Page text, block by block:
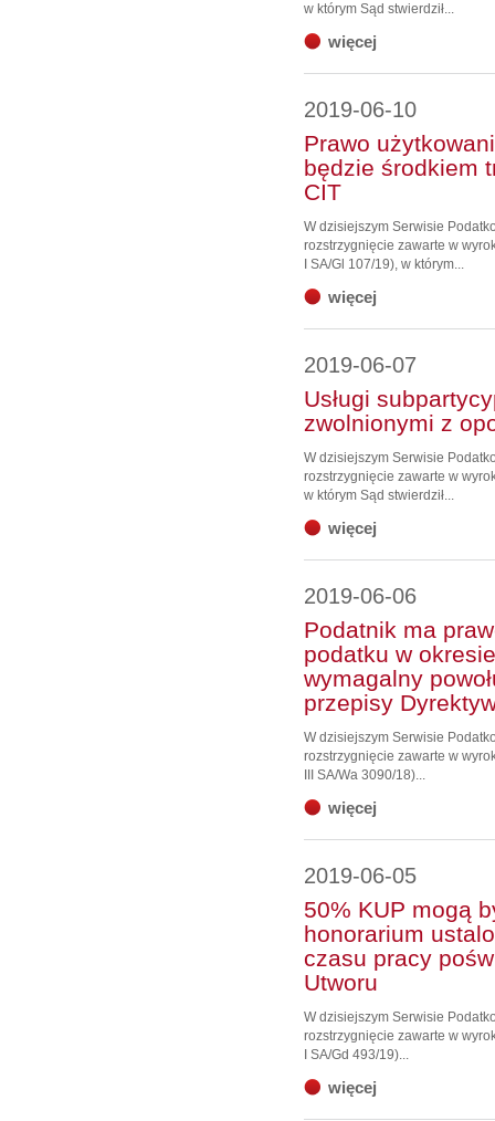
w którym Sąd stwierdził...
więcej
2019-06-10
Prawo
będzie środkiem
CIT
W dzisiejszym Serwisie
rozstrzygnięcie zawarte w
I SA/Gl 107/19), w którym...
więcej
2019-06-07
Usługi
zwolnionymi z
W dzisiejszym Serwisie
rozstrzygnięcie zawarte w
w którym Sąd stwierdził...
więcej
2019-06-06
Podatnik ma
podatku w
wymagalny
przepisy
W dzisiejszym Serwisie
rozstrzygnięcie zawarte w
III SA/Wa 3090/18)...
więcej
2019-06-05
50% KUP mogą
honorarium
czasu pracy
Utworu
W dzisiejszym Serwisie
rozstrzygnięcie zawarte w
I SA/Gd 493/19)...
więcej